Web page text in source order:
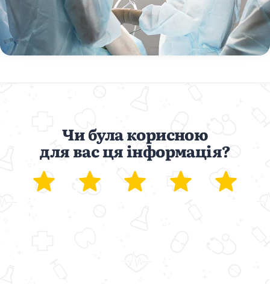
Чи була корисною
для вас ця інформація?